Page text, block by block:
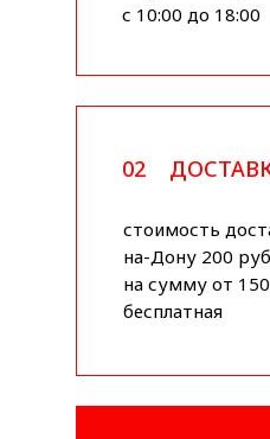
с 10:00 до 18:00
02
стоимость
на-Дону 200
на сумму от
бесплатная